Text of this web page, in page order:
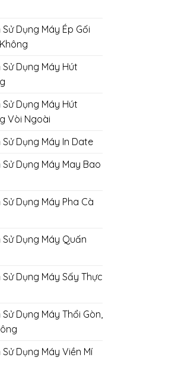
Dụng Máy Ép Gối
Dụng Máy Hút
Dụng Máy Hút
Vòi Ngoài
Dụng Máy In Date
Dụng Máy May Bao
Dụng Máy Pha Cà
Dụng Máy Quấn
Dụng Máy Sấy Thực
Dụng Máy Thổi Gòn,
Dụng Máy Viền Mí